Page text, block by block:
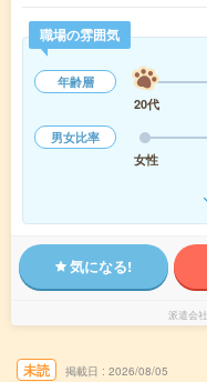
職場の雰囲気
年齢層
20代
男女比率
女性
気になる!
派遣会社
未読 掲載日 2026/08/05